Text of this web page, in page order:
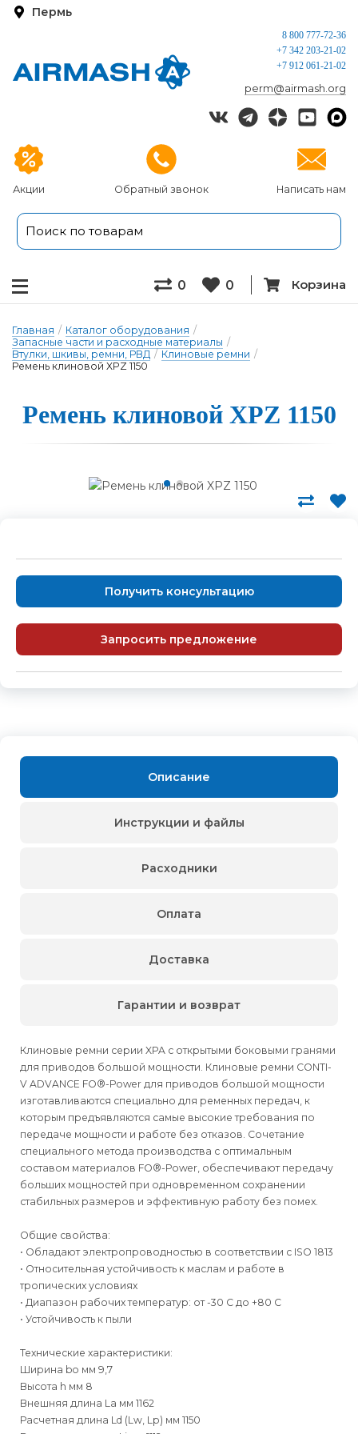
Пермь
Акции Обратный звонок Написать нам
8 800 777-72-36
+7 342 203-21-02
+7 912 061-21-02
perm@airmash.org
0 0 Корзина
Главная / Каталог оборудования /
Запасные части и расходные материалы /
Втулки, шкивы, ремни, РВД / Клиновые ремни /
Ремень клиновой XPZ 1150
Ремень клино­вой XPZ 1150
Получить консультацию
Запросить предложение
Описание
Клиновые ремни серии XPA с открытыми боковыми гранями
для приводов большой мощности. Клиновые ремни CONTI-
V ADVANCE FO®-Power для приводов большой мощности
изготавливаются специально для ременных передач, к
которым предъявляются самые высокие требования по
передаче мощности и работе без отказов. Сочетание
специального метода производства с оптимальным
составом материалов FO®-Power, обеспечивают передачу
больших мощностей при одновременном сохранении
стабильных размеров и эффективную работу без помех.
Общие свойства:
• Обладают электропроводностью в соответствии с ISO 1813
• Относительная устойчивость к маслам и работе в
тропических условиях
• Диапазон рабочих температур: от -30 C до +80 C
• Устойчивость к пыли
Технические характеристики:
Ширина bo мм 9,7
Высота h мм 8
Внешняя длина La мм 1162
Расчетная длина Ld (Lw, Lp) мм 1150
Инструкции и файлы
Расходники
Оплата
Доставка
Гарантии и возврат